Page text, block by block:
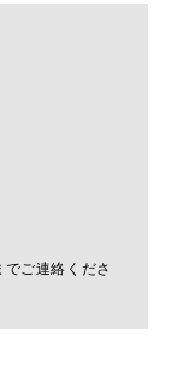
ご連絡くださ